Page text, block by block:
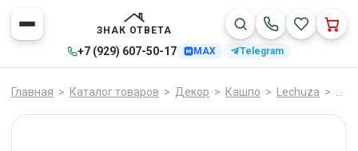
ЗНАК ОТВЕТА
+7 (929) 607-50-17 MAX Telegram
Главная > Каталог товаров > Декор > Кашпо > Lechuza >